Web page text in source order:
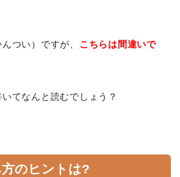
つい）ですが、 こちらは間違いで
てなんと読むでしょう？
方のヒントは?